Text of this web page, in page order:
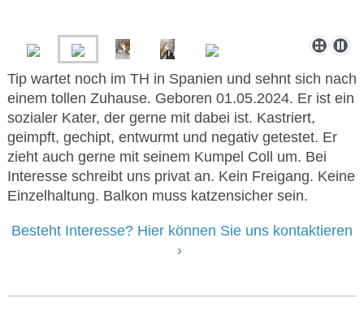
Tip wartet noch im TH in Spanien und sehnt sich nach
einem tollen Zuhause. Geboren 01.05.2024. Er ist ein
sozialer Kater, der gerne mit dabei ist. Kastriert,
geimpft, gechipt, entwurmt und negativ getestet. Er
zieht auch gerne mit seinem Kumpel Coll um. Bei
Interesse schreibt uns privat an. Kein Freigang. Keine
Einzelhaltung. Balkon muss katzensicher sein.
Besteht Interesse? Hier können Sie uns kontaktieren